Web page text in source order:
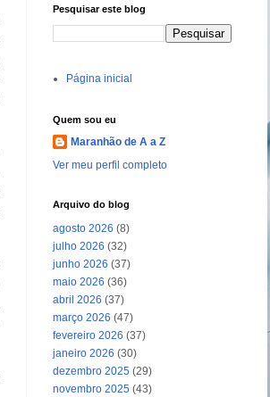
Pesquisar este blog
Página inicial
Quem sou eu
Maranhão de A a Z
Ver meu perfil completo
Arquivo do blog
agosto 2026 (8)
julho 2026 (32)
junho 2026 (37)
maio 2026 (36)
abril 2026 (37)
março 2026 (47)
fevereiro 2026 (37)
janeiro 2026 (30)
dezembro 2025 (29)
novembro 2025 (43)